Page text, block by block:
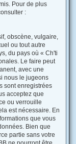
Pour de plus
:
obscène, vulgaire,
ou tout autre
du pays où « Ch'ti
Le faire peut
avec une
nous le jugeons
sont enregistrées
acceptez que
ou verrouille
est nécessaire. En
que vous
Bien que
partie sans votre